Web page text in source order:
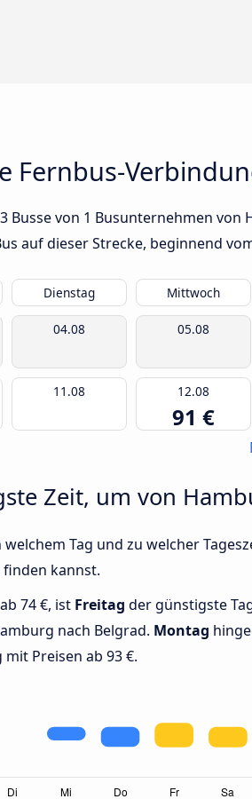
Fernbus-
Busse von 1 Busunternehmen
auf dieser Strecke, beginnend
Dienstag Mittwoch
04.08 05.08
11.08 12.08
91 €
Zeit, um von
welchem Tag und zu welcher
finden kannst.
74 €, ist Freitag der günstigste
nach Belgrad. Montag
Preisen ab 93 €.